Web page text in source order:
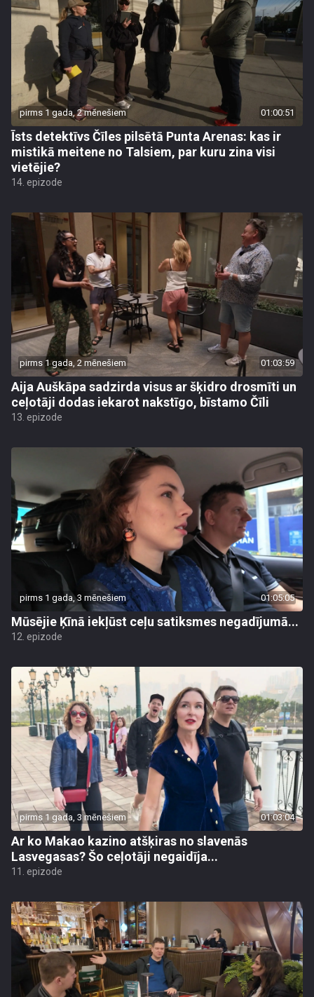
pirms 1 gada, 2 mēnešiem 01:00:51
Īsts detektīvs Čīles pilsētā Punta Arenas: kas ir
mistikā meitene no Talsiem, par kuru zina visi
vietējie?
14. epizode
pirms 1 gada, 2 mēnešiem 01:03:59
Aija Auškāpa sadzirda visus ar šķidro drosmīti un
ceļotāji dodas iekarot nakstīgo, bīstamo Čīli
13. epizode
pirms 1 gada, 3 mēnešiem 01:05:05
Mūsējie Ķīnā iekļūst ceļu satiksmes negadījumā...
12. epizode
pirms 1 gada, 3 mēnešiem 01:03:04
Ar ko Makao kazino atšķiras no slavenās
Lasvegasas? Šo ceļotāji negaidīja...
11. epizode